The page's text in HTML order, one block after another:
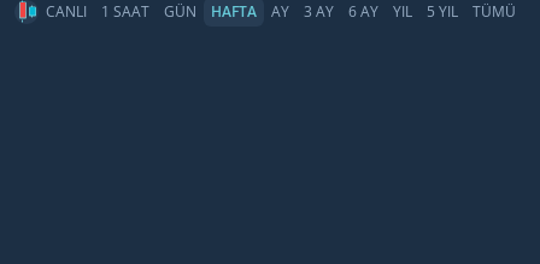
CANLI 1 SAAT GÜN HAFTA AY 3 AY 6 AY YIL 5 YIL TÜMÜ